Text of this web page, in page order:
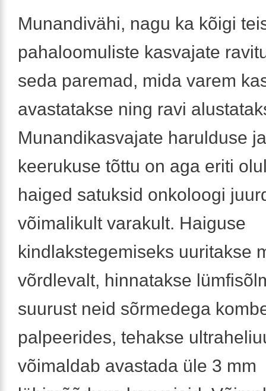
Munandivähi, nagu ka kõigi
pahaloomuliste kasvajate
seda paremad, mida varem
avastatakse ning ravi
Munandikasvajate harulduse
keerukuse tõttu on aga eriti
haiged satuksid onkoloogi
võimalikult varakult. Haiguse
kindlakstegemiseks uuritakse
võrdlevalt, hinnatakse
suurust neid sõrmedega
palpeerides, tehakse
võimaldab avastada üle 3 mm